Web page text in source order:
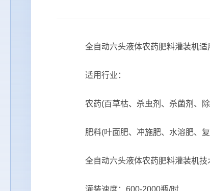
全自动六头液体农药肥料灌装机适
适用行业：
农药(百草枯、杀虫剂、杀菌剂、
肥料(叶面肥、冲施肥、水溶肥、复
全自动六头液体农药肥料灌装机技
灌装速度：600-2000瓶/时